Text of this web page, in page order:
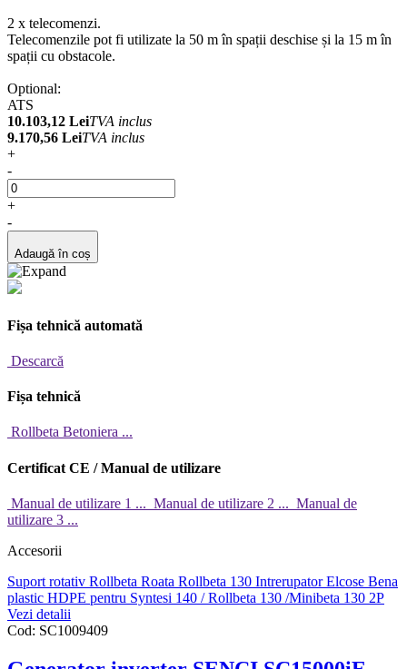
2 x telecomenzi.
Telecomenzile pot fi utilizate la 50 m în spații deschise și la 15 m în
spații cu obstacole.
Optional:
ATS
10.103,12 LeiTVA inclus
9.170,56 LeiTVA inclus
+
-
+
-
Adaugă în coș
Fișa tehnică automată
Descarcă
Fișa tehnică
Rollbeta Betoniera ...
Certificat CE / Manual de utilizare
Manual de utilizare 1 ... Manual de utilizare 2 ... Manual de
utilizare 3 ...
Accesorii
Suport rotativ Rollbeta Roata Rollbeta 130 Intrerupator Elcose Bena
plastic HDPE pentru Syntesi 140 / Rollbeta 130 /Minibeta 130 2P
Vezi detalii
Cod: SC1009409